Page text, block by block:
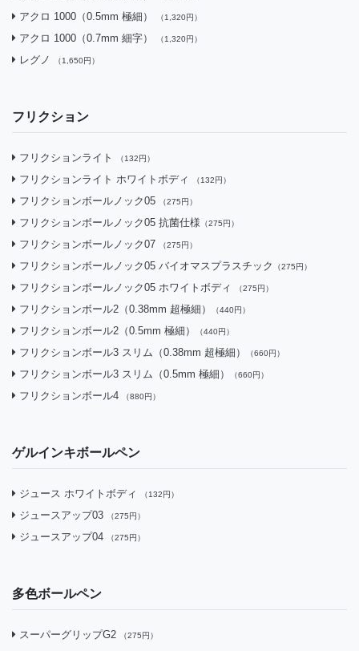
アクロ 1000（0.5mm 極細） （1,320円）
アクロ 1000（0.7mm 細字） （1,320円）
レグノ （1,650円）
フリクション
フリクションライト （132円）
フリクションライト ホワイトボディ （132円）
フリクションボールノック05 （275円）
フリクションボールノック05 抗菌仕様 （275円）
フリクションボールノック07 （275円）
フリクションボールノック05 バイオマスプラスチック （275円）
フリクションボールノック05 ホワイトボディ （275円）
フリクションボール2（0.38mm 超極細） （440円）
フリクションボール2（0.5mm 極細） （440円）
フリクションボール3 スリム（0.38mm 超極細） （660円）
フリクションボール3 スリム（0.5mm 極細） （660円）
フリクションボール4 （880円）
ゲルインキボールペン
ジュース ホワイトボディ （132円）
ジュースアップ03 （275円）
ジュースアップ04 （275円）
多色ボールペン
スーパーグリップG2 （275円）